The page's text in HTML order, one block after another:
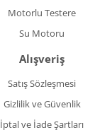
Motorlu Testere
Su Motoru
Alışveriş
Satış Sözleşmesi
Gizlilik ve Güvenlik
İptal ve İade Şartları